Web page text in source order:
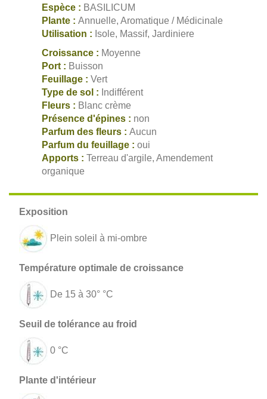
Espèce : BASILICUM
Plante : Annuelle, Aromatique / Médicinale
Utilisation : Isole, Massif, Jardiniere
Croissance : Moyenne
Port : Buisson
Feuillage : Vert
Type de sol : Indifférent
Fleurs : Blanc crème
Présence d'épines : non
Parfum des fleurs : Aucun
Parfum du feuillage : oui
Apports : Terreau d'argile, Amendement
organique
Plein soleil à mi-ombre
De 15 à 30° °C
0 °C